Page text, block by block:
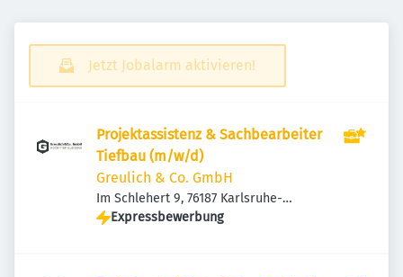
Jetzt Jobalarm aktivieren!
Projektassistenz & Sachbearbeiter
Tiefbau (m/w/d)
Greulich & Co. GmbH
Im Schlehert 9, 76187 Karlsruhe-
Knielingen, Deutschland
Expressbewerbung